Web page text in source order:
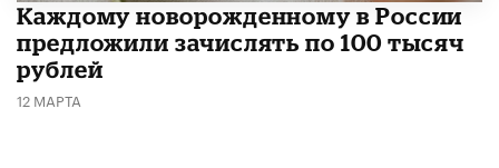
Каждому новорожденному в России
предложили зачислять по 100 тысяч
рублей
12 МАРТА